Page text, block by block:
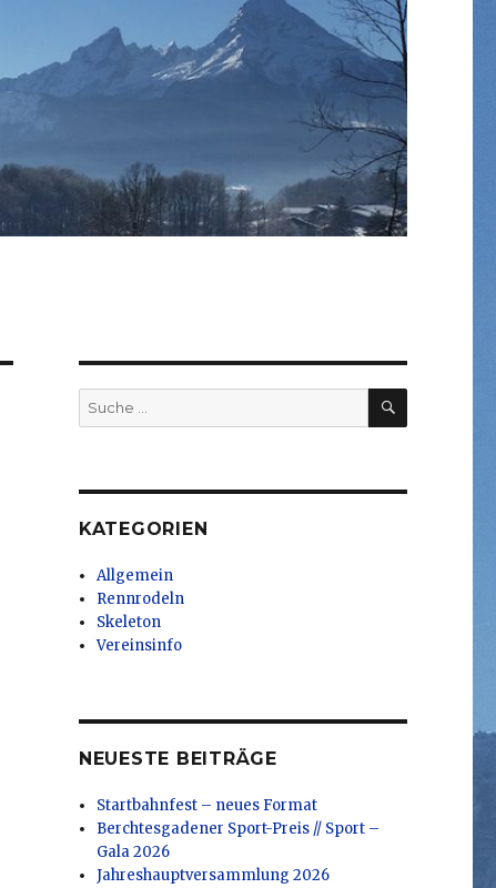
Suche
nach:
SUCHEN
KATEGORIEN
Allgemein
Rennrodeln
Skeleton
Vereinsinfo
NEUESTE BEITRÄGE
Startbahnfest – neues Format
Berchtesgadener Sport-Preis // Sport –
Gala 2026
Jahreshauptversammlung 2026